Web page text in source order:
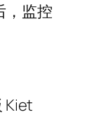
，监控
Kiet